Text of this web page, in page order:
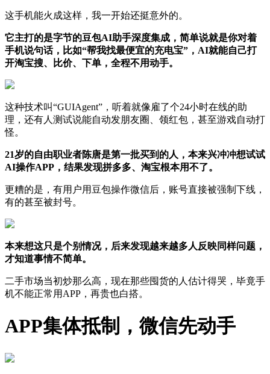
这手机能火成这样，我一开始还挺意外的。
它主打的是字节的豆包AI助手深度集成，简单说就是你对着
手机说句话，比如“帮我找最便宜的充电宝”，AI就能自己打
开淘宝搜、比价、下单，全程不用动手。
这种技术叫“GUIAgent”，听着就像雇了个24小时在线的助
理，还有人测试说能自动发朋友圈、领红包，甚至游戏自动打
怪。
21岁的自由职业者陈唐是第一批买到的人，本来兴冲冲想试试
AI操作APP，结果发现拼多多、淘宝根本用不了。
更糟的是，有用户用豆包操作微信后，账号直接被强制下线，
有的甚至被封号。
本来想这只是个别情况，后来发现越来越多人反映同样问题，
才知道事情不简单。
二手市场当初炒那么高，现在那些囤货的人估计得哭，毕竟手
机不能正常用APP，再贵也白搭。
APP集体抵制，微信先动手